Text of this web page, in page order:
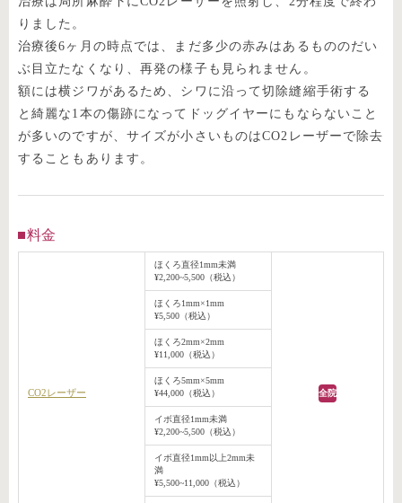
りました。
治療後6ヶ月の時点では、まだ多少の赤みはあるもののだい
ぶ目立たなくなり、再発の様子も見られません。
額には横ジワがあるため、シワに沿って切除縫縮手術する
と綺麗な1本の傷跡になってドッグイヤーにもならないこと
が多いのですが、サイズが小さいものはCO2レーザーで除去
することもあります。
料金
CO2レーザー
ほくろ直径1mm未満
¥2,200~5,500（税込）
全院
ほくろ1mm×1mm
¥5,500（税込）
ほくろ2mm×2mm
¥11,000（税込）
ほくろ5mm×5mm
¥44,000（税込）
イボ直径1mm未満
¥2,200~5,500（税込）
イボ直径1mm以上2mm未
満
¥5,500~11,000（税込）